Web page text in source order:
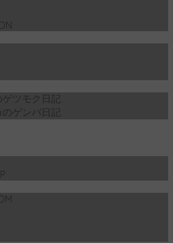
ゲツモク日記
ゲンバ日記